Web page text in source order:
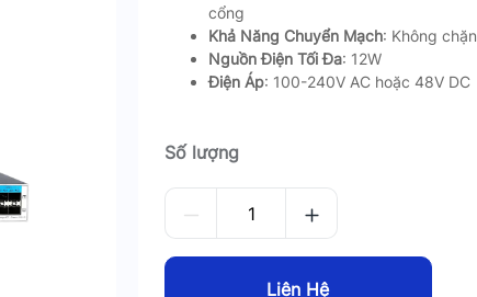
cổng
Khả Năng Chuyển Mạch: Không chặn
Nguồn Điện Tối Đa: 12W
Điện Áp: 100-240V AC hoặc 48V DC
Số lượng
Liên Hệ